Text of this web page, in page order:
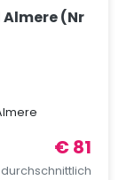
(Nr
€ 81
durchschnittlich